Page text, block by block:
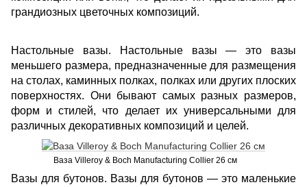
грандиозных цветочных композиций.
Настольные вазы. Настольные вазы — это вазы
меньшего размера, предназначенные для размещения
на столах, каминных полках, полках или других плоских
поверхностях. Они бывают самых разных размеров,
форм и стилей, что делает их универсальными для
различных декоративных композиций и целей.
Ваза Villeroy & Boch Manufacturing Collier 26 см
Вазы для бутонов. Вазы для бутонов — это маленькие